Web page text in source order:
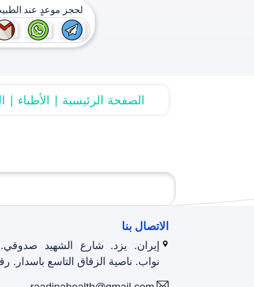
لحجز موعدٍ عند
الصفحة الرئیسیة الأطباء
الاتصال بنا
إيران. يزد. شارع الشهيد
نواب. ناصية الزقاق التاسع باسدار. رقم